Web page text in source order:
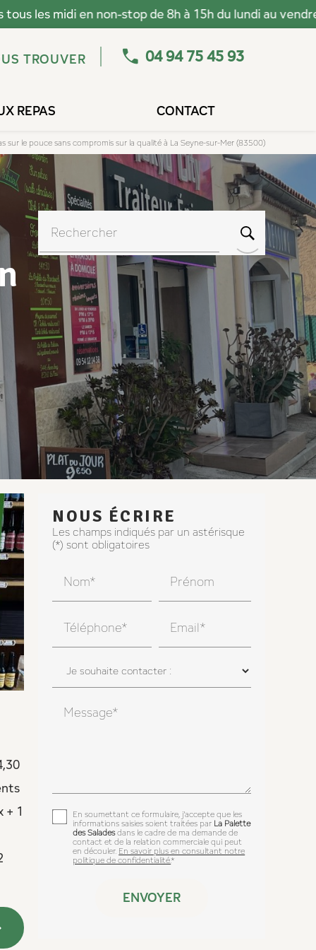
TROUVER 04 94 75 45 93
REPAS CONTACT
le pouce sans compromis sur la qualité à La Seyne-sur-Mer (83500)
Rechercher
+ 1
NOUS ÉCRIRE
Les champs indiqués par un astérisque
(*) sont obligatoires
Nom* Prénom
Téléphone* Email*
Message*
En soumettant ce formulaire, j'accepte que les
informations saisies soient traitées par La Palette
des Saladesdans le cadre de ma demande de
contact et de la relation commerciale qui peut
en découler. En savoir plus en consultant notre
politique de confidentialité.*